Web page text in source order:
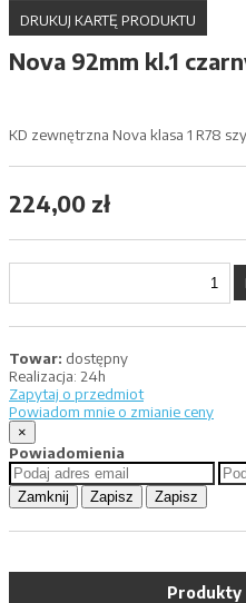
DRUKUJ KARTĘ PRODUKTU
Nova 92mm kl.1
KD zewnętrzna Nova klasa 1 R78
224,00 zł
Towar: dostępny
Realizacja: 24h
Zapytaj o przedmiot
Powiadom mnie o zmianie ceny
×
Powiadomienia
Zamknij Zapisz Zapisz
Produkty